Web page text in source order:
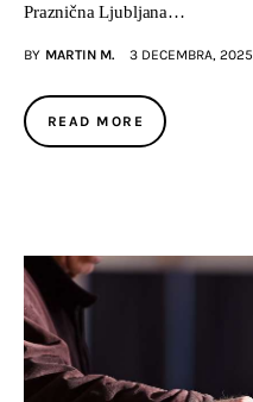
Praznična Ljubljana…
BY MARTIN M. 3 DECEMBRA, 2025
READ MORE